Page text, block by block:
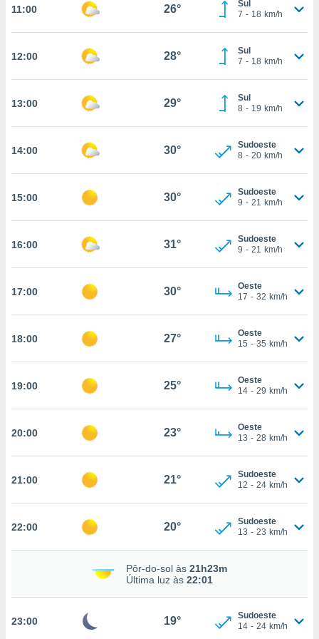
site
de que
não
o
Pode
através
nós e
para
sitio
IP e
tal,
11:00 26°
Sul
7 - 18 km/h
12:00 28°
Sul
7 - 18 km/h
13:00 29°
Sul
8 - 19 km/h
14:00 30°
Sudoeste
8 - 20 km/h
15:00 30°
Sudoeste
9 - 21 km/h
16:00 31°
Sudoeste
9 - 21 km/h
17:00 30°
Oeste
17 - 32 km/h
18:00 27°
Oeste
15 - 35 km/h
19:00 25°
Oeste
14 - 29 km/h
20:00 23°
Oeste
13 - 28 km/h
21:00 21°
Sudoeste
12 - 24 km/h
22:00 20°
Sudoeste
13 - 23 km/h
Pôr-do-sol às 21h23m
Última luz às 22:01
23:00 19°
Sudoeste
14 - 24 km/h